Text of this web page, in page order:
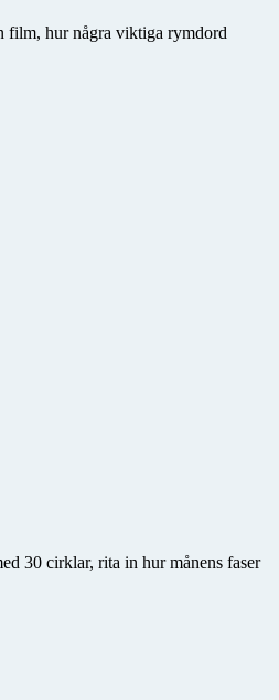
film, hur några viktiga rymdord
30 cirklar, rita in hur månens faser